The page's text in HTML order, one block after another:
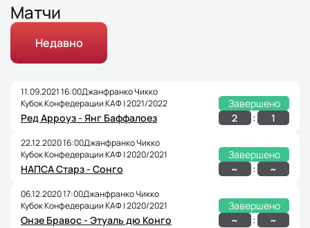
Матчи
Недавно
11.09.2021 16:00Джанфранко Чикко
Кубок Конфедерации КАФ | 2021/2022
Завершено
Ред Арроуз - Янг Баффалоез
2 : 1
22.12.2020 16:00Джанфранко Чикко
Кубок Конфедерации КАФ | 2020/2021
Завершено
НАПСА Старз - Сонго
~ : ~
06.12.2020 17:00Джанфранко Чикко
Кубок Конфедерации КАФ | 2020/2021
Завершено
Онзе Бравос - Этуаль дю Конго
~ : ~